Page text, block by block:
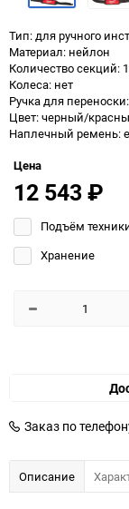
Тип: для ручного
Материал: нейлон
Количество секций:
Колеса: нет
Ручка для
Цвет: черный/
Наплечный ремень:
Цена
12 543 ₽
Подъём
Хранение
Заказ по
Описание